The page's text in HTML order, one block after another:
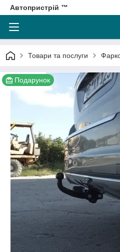
Автопристрій ™
Товари та послуги
Подарунок